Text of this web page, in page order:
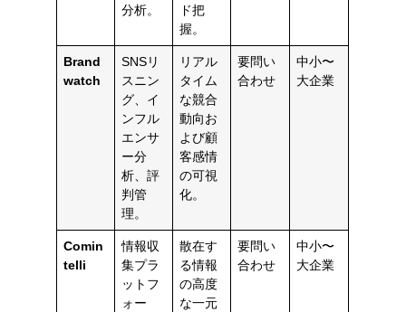
分析。
ド把
握。
Brand
watch
SNSリ
スニン
グ、イ
ンフル
エンサ
ー分
析、評
判管
理。
リアル
タイム
な競合
動向お
よび顧
客感情
の可視
化。
要問い
合わせ
中小〜
大企業
Comin
telli
情報収
集プラ
ットフ
ォー
散在す
る情報
の高度
な一元
要問い
合わせ
中小〜
大企業